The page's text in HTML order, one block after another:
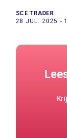
SCE TRADER
28 JUL. 2025 -